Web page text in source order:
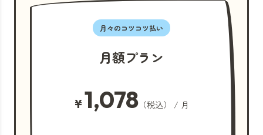
月々のコツコツ払い
月額プラン
¥1,078（税込） / 月